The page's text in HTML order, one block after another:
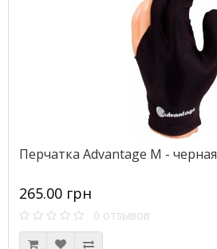
Перчатка Advantage M - черная
265.00 грн
0 отзывов